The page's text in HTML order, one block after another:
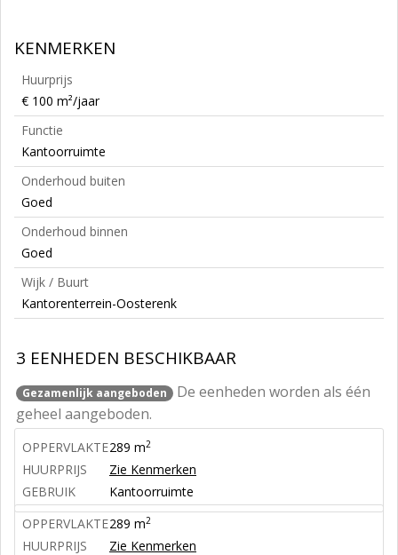
KENMERKEN
Huurprijs
€ 100 m²/jaar
Functie
Kantoorruimte
Onderhoud buiten
Goed
Onderhoud binnen
Goed
Wijk / Buurt
Kantorenterrein-Oosterenk
3 EENHEDEN BESCHIKBAAR
Gezamenlijk aangeboden
De eenheden worden als één
geheel aangeboden.
OPPERVLAKTE289 m2
HUURPRIJS
Zie Kenmerken
GEBRUIK
Kantoorruimte
OPPERVLAKTE289 m2
HUURPRIJS
Zie Kenmerken